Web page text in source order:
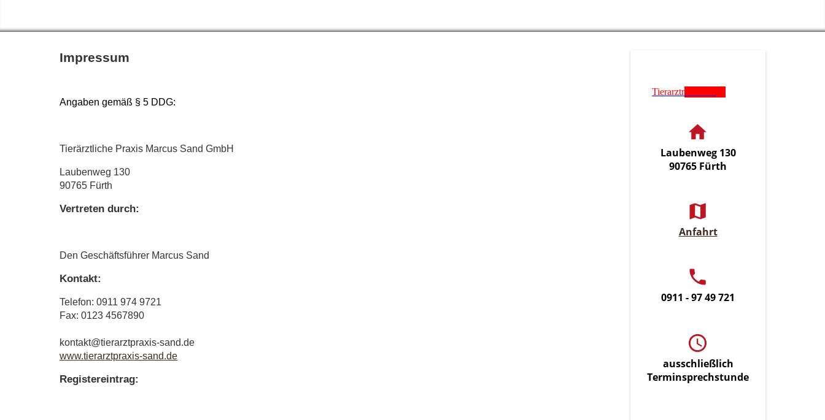
Impressum
Angaben gemäß § 5 DDG:
Tierärztliche Praxis Marcus Sand GmbH
Laubenweg 130
90765 Fürth
Vertreten durch:
Den Geschäftsführer Marcus Sand
Kontakt:
Telefon: 0911 974 9721
Fax: 0123 4567890
kontakt@tierarztpraxis-sand.de
www.tierarztpraxis-sand.de
Registereintrag:
Tierarztnotdienst
Laubenweg 130
90765 Fürth
Anfahrt
0911 - 97 49 721
ausschließlich
Terminsprechstunde